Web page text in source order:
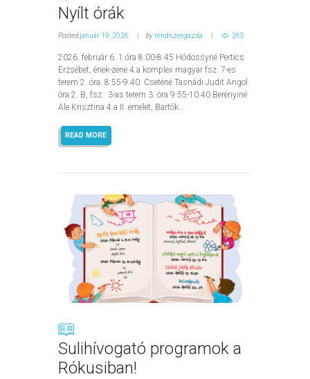
Nyílt órák
Postedjanuár 19, 2026 by rendszergazda 265
2026. február 6. 1.óra 8:00-8:45 Hódossyné Pertics
Erzsébet, ének-zene 4.a komplex magyar fsz. 7-es
terem 2. óra: 8:55-9:40 Cseténé Tasnádi Judit Angol
óra 2. B, fsz. 3-as terem 3. óra 9:55-10:40 Berényiné
Ale Krisztina 4.a II. emelet, Bartók...
READ MORE
Sulihívogató programok a
Rókusiban!